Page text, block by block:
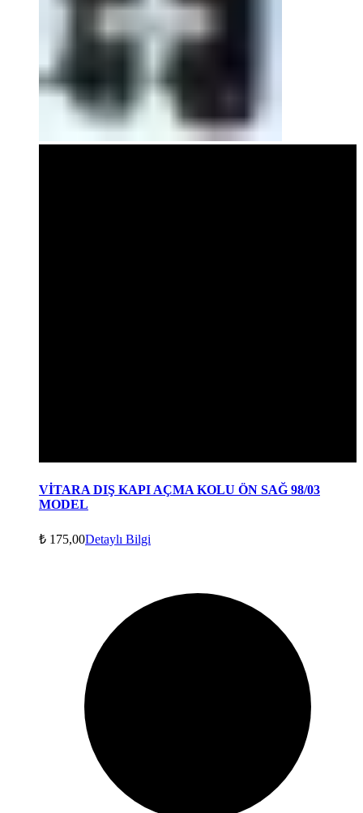
VİTARA DIŞ KAPI AÇMA KOLU ÖN SAĞ 98/03
MODEL
₺ 175,00Detaylı Bilgi